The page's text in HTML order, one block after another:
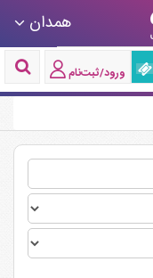
همدان
ورود/ثبت‌نام